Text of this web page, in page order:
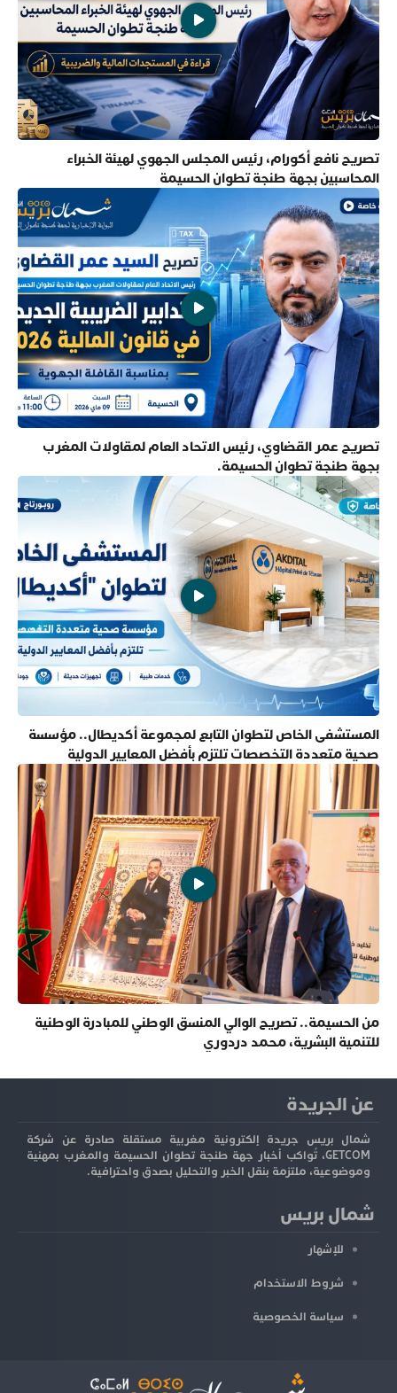
تصريح نافع أكورام، رئيس المجلس الجهوي لهيئة الخبراء
المحاسبين بجهة طنجة تطوان الحسيمة
تصريح عمر القضاوي، رئيس الاتحاد العام لمقاولات المغرب
بجهة طنجة تطوان الحسيمة.
المستشفى الخاص لتطوان التابع لمجموعة أكديطال.. مؤسسة
صحية متعددة التخصصات تلتزم بأفضل المعايير الدولية
من الحسيمة.. تصريح الوالي المنسق الوطني للمبادرة الوطنية
للتنمية البشرية، محمد دردوري
عن الجريدة
شمال بريس جريدة إلكترونية مغربية مستقلة صادرة عن شركة
GETCOM، تُواكب أخبار جهة طنجة تطوان الحسيمة والمغرب بمهنية
وموضوعية، ملتزمة بنقل الخبر والتحليل بصدق واحترافية.
شمال بريس
للإشهار
شروط الاستخدام
سياسة الخصوصية